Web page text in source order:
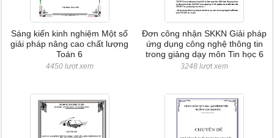
Sáng kiến kinh nghiệm Một số
giải pháp nâng cao chất lượng
Toán 6
4450 lượt xem
Đơn công nhận SKKN Giải pháp
ứng dụng công nghệ thông tin
trong giảng dạy môn Tin học 6
3248 lượt xem